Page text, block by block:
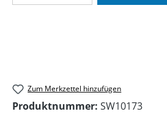
Zum Merkzettel hinzufügen
Produktnummer: SW10173